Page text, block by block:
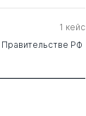
1 кейс
РФ